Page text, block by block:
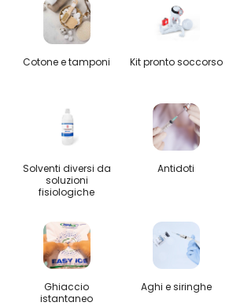
Cotone e tamponi Kit pronto soccorso
Solventi diversi da
soluzioni
fisiologiche
Antidoti
Ghiaccio
istantaneo
Aghi e siringhe